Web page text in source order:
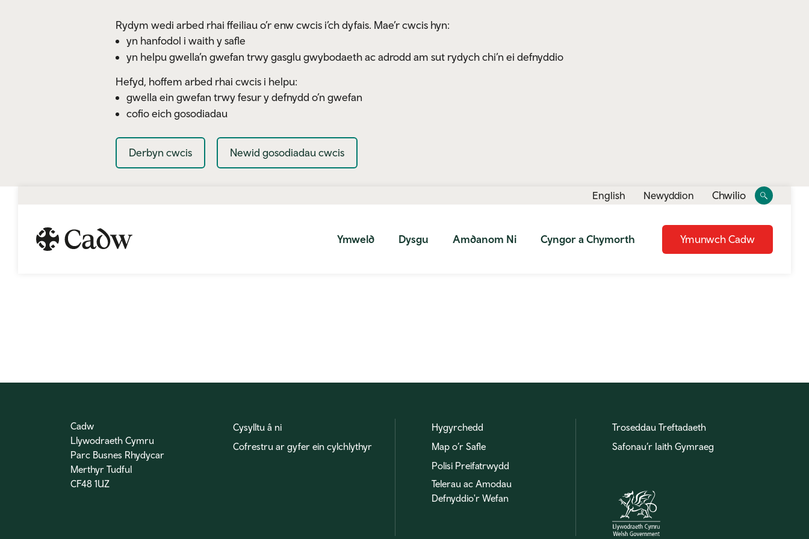
Rydym wedi arbed rhai ffeiliau o’r enw cwcis i’ch dyfais. Mae’r cwcis hyn:
yn hanfodol i waith y safle
yn helpu gwella’n gwefan trwy gasglu gwybodaeth ac adrodd am sut rydych chi’n ei defnyddio
Hefyd, hoffem arbed rhai cwcis i helpu:
gwella ein gwefan trwy fesur y defnydd o’n gwefan
cofio eich gosodiadau
Derbyn cwcis Newid gosodiadau cwcis
English Newyddion Toggle
Chwilio
Toggle
search
Ymweld Dysgu Amdanom Ni Cyngor a Chymorth Ymunwch Cadw
Cadw
Llywodraeth Cymru
Parc Busnes Rhydycar
Merthyr Tudful
CF48 1UZ
Cysylltu â ni
Cofrestru ar gyfer ein cylchlythyr
Hygyrchedd
Map o’r Safle
Polisi Preifatrwydd
Telerau ac Amodau
Defnyddio'r Wefan
Troseddau Treftadaeth
Safonau’r Iaith Gymraeg